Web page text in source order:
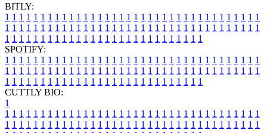
BITLY:
1 1 1 1 1 1 1 1 1 1 1 1 1 1 1 1 1 1 1 1 1 1 1 1 1 1 1 1 1 1 1 1 1 1 1 1
1 1 1 1 1 1 1 1 1 1 1 1 1 1 1 1 1 1 1 1 1 1 1 1 1 1 1 1 1 1 1 1 1 1 1 1
1 1 1 1 1 1 1 1 1 1 1 1 1 1 1 1 1 1 1 1 1 1 1 1 1 1 1 1
SPOTIFY:
1 1 1 1 1 1 1 1 1 1 1 1 1 1 1 1 1 1 1 1 1 1 1 1 1 1 1 1 1 1 1 1 1 1 1 1
1 1 1 1 1 1 1 1 1 1 1 1 1 1 1 1 1 1 1 1 1 1 1 1 1 1 1 1 1 1 1 1 1 1 1 1
1 1 1 1 1 1 1 1 1 1 1 1 1 1 1 1 1 1 1 1 1 1 1 1 1 1 1 1
CUTTLY BIO:
1
1 1 1 1 1 1 1 1 1 1 1 1 1 1 1 1 1 1 1 1 1 1 1 1 1 1 1 1 1 1 1 1 1 1 1 1
1 1 1 1 1 1 1 1 1 1 1 1 1 1 1 1 1 1 1 1 1 1 1 1 1 1 1 1 1 1 1 1 1 1 1 1